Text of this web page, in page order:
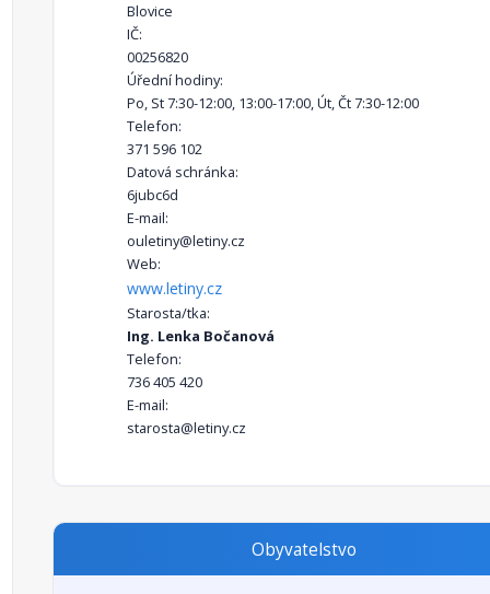
Blovice
IČ:
00256820
Úřední hodiny:
Po, St 7:30-12:00, 13:00-17:00, Út, Čt 7:30-12:00
Telefon:
371 596 102
Datová schránka:
6jubc6d
E-mail:
ouletiny@letiny.cz
Web:
www.letiny.cz
Starosta/tka:
Ing. Lenka Bočanová
Telefon:
736 405 420
E-mail:
starosta@letiny.cz
Obyvatelstvo